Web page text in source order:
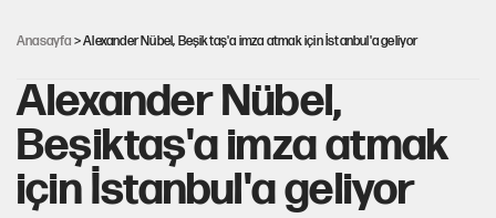
Anasayfa > Alexander Nübel, Beşiktaş'a imza atmak için İstanbul'a geliyor
Alexander Nübel,
Beşiktaş'a imza atmak
için İstanbul'a geliyor